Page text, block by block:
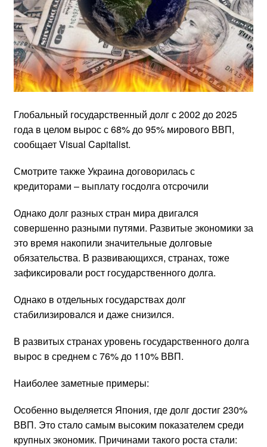
Глобальный государственный долг с 2002 до 2025
года в целом вырос с 68% до 95% мирового ВВП,
сообщает Visual Capitalist.
Смотрите также Украина договорилась с
кредиторами – выплату госдолга отсрочили
Однако долг разных стран мира двигался
совершенно разными путями. Развитые экономики за
это время накопили значительные долговые
обязательства. В развивающихся, странах, тоже
зафиксировали рост государственного долга.
Однако в отдельных государствах долг
стабилизировался и даже снизился.
В развитых странах уровень государственного долга
вырос в среднем с 76% до 110% ВВП.
Наиболее заметные примеры:
Особенно выделяется Япония, где долг достиг 230%
ВВП. Это стало самым высоким показателем среди
крупных экономик. Причинами такого роста стали: